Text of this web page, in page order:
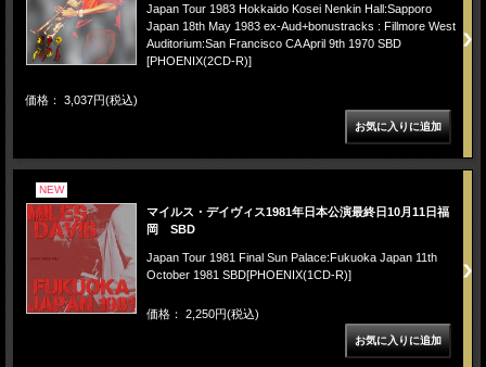
Japan Tour 1983 Hokkaido Kosei Nenkin Hall:Sapporo
Japan 18th May 1983 ex-Aud+bonustracks : Fillmore West
Auditorium:San Francisco CA April 9th 1970 SBD
[PHOENIX(2CD-R)]
価格： 3,037円(税込)
NEW
マイルス・デイヴィス1981年日本公演最終日10月11日福
岡 SBD
Japan Tour 1981 Final Sun Palace:Fukuoka Japan 11th
October 1981 SBD[PHOENIX(1CD-R)]
価格： 2,250円(税込)